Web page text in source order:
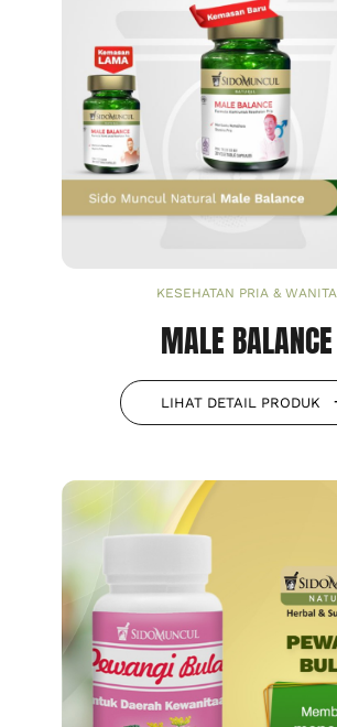
KESEHATAN PRIA & WANITA
MALE BALANCE
LIHAT DETAIL PRODUK